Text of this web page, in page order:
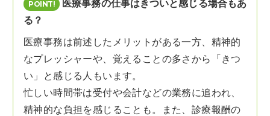
医療事務の仕事はきついと感じる場合もあ
る？
医療事務は前述したメリットがある一方、精神的
なプレッシャーや、覚えることの多さから「きつ
い」と感じる人もいます。
忙しい時間帯は受付や会計などの業務に追われ、
精神的な負担を感じることも。また、診療報酬の